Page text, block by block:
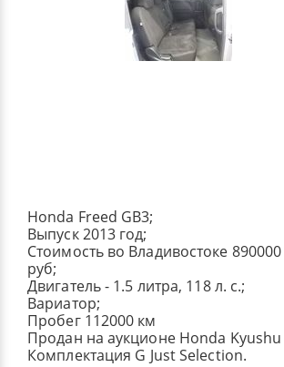
Honda Freed GB3;
Выпуск 2013 год;
Стоимость во Владивостоке
руб;
Двигатель - 1.5 литра, 118 л. с.;
Вариатор;
Пробег 112000 км
Продан на аукционе Honda Kyushu
Комплектация G Just Selection.